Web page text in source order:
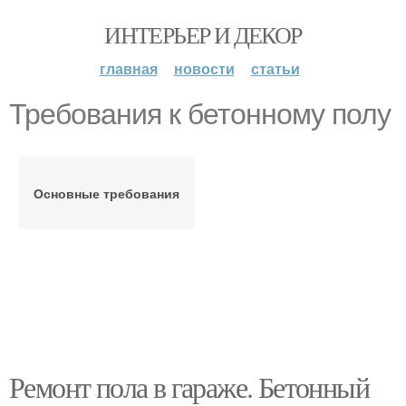
ИНТЕРЬЕР И ДЕКОР
главная новости статьи
Требования к бетонному полу
Основные требования
Ремонт пола в гараже. Бетонный